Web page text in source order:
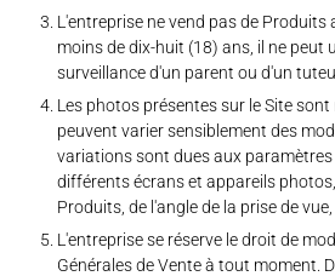
L'entreprise ne vend pas de Produits
moins de dix-huit (18) ans, il ne peut
surveillance d'un parent ou d'un
Les photos présentes sur le Site
peuvent varier sensiblement des
variations sont dues aux paramètres
différents écrans et appareils
Produits, de l'angle de la prise de vue,
L'entreprise se réserve le droit de
Générales de Vente à tout moment.